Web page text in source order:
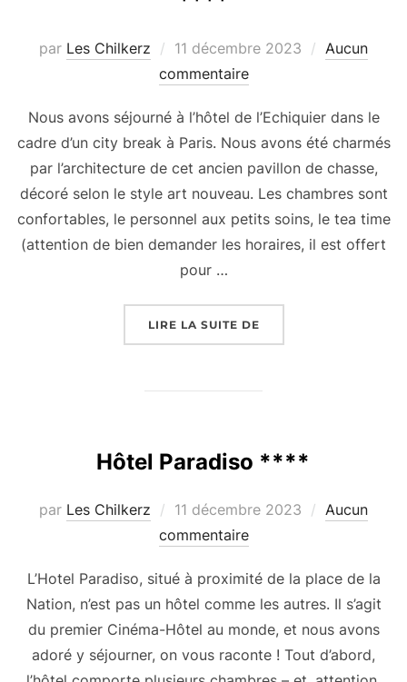
par Les Chilkerz
Publié
le
11 décembre 2023
Aucun
commentaire
Nous avons séjourné à l’hôtel de l’Echiquier dans le
cadre d’un city break à Paris. Nous avons été charmés
par l’architecture de cet ancien pavillon de chasse,
décoré selon le style art nouveau. Les chambres sont
confortables, le personnel aux petits soins, le tea time
(attention de bien demander les horaires, il est offert
pour …
LIRE LA SUITE DE« HÔTEL DE
Hôtel Paradiso ****
par Les Chilkerz
Publié
le
11 décembre 2023
Aucun
commentaire
L’Hotel Paradiso, situé à proximité de la place de la
Nation, n’est pas un hôtel comme les autres. Il s’agit
du premier Cinéma-Hôtel au monde, et nous avons
adoré y séjourner, on vous raconte ! Tout d’abord,